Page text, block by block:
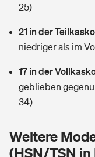
Sie haben Fragen?
Zur Übersicht
Tools
Wer versichert was:
Handyversicherung
Sie haben Fragen?
25)
21 in der
niedriger als im
17 in der
geblieben
34)
Weitere
(HSN/TSN